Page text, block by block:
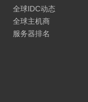
全球IDC动态
全球主机商
服务器排名